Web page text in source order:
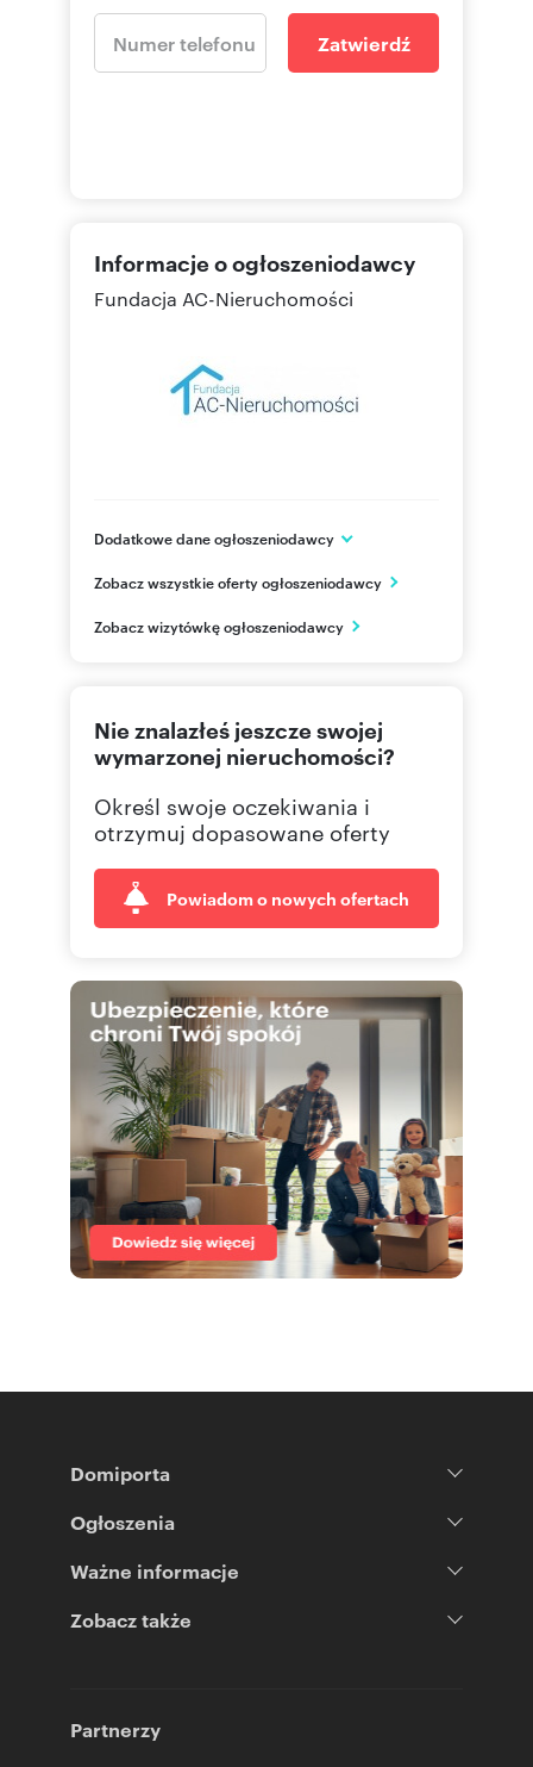
Zatwierdź
Informacje o ogłoszeniodawcy
Fundacja AC-Nieruchomości
Dodatkowe dane ogłoszeniodawcy
Łódź
PL
607844 Pokaż telefon
426 36 Pokaż telefon
42 636 Pokaż fax
Zobacz wszystkie oferty ogłoszeniodawcy
Zobacz wizytówkę ogłoszeniodawcy
Nie znalazłeś jeszcze swojej
wymarzonej nieruchomości?
Określ swoje oczekiwania i
otrzymuj dopasowane oferty
Powiadom o nowych ofertach
Domiporta
Ogłoszenia
Ważne informacje
Zobacz także
Partnerzy